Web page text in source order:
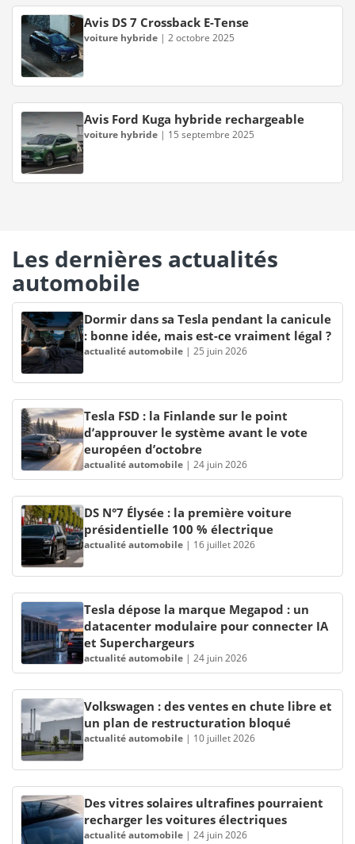
Avis DS 7 Crossback E-Tense
voiture hybride | 2 octobre 2025
Avis Ford Kuga hybride rechargeable
voiture hybride | 15 septembre 2025
Les dernières actualités
automobile
Dormir dans sa Tesla pendant la canicule
: bonne idée, mais est-ce vraiment légal ?
actualité automobile | 25 juin 2026
Tesla FSD : la Finlande sur le point
d’approuver le système avant le vote
européen d’octobre
actualité automobile | 24 juin 2026
DS N°7 Élysée : la première voiture
présidentielle 100 % électrique
actualité automobile | 16 juillet 2026
Tesla dépose la marque Megapod : un
datacenter modulaire pour connecter IA
et Superchargeurs
actualité automobile | 24 juin 2026
Volkswagen : des ventes en chute libre et
un plan de restructuration bloqué
actualité automobile | 10 juillet 2026
Des vitres solaires ultrafines pourraient
recharger les voitures électriques
actualité automobile | 24 juin 2026